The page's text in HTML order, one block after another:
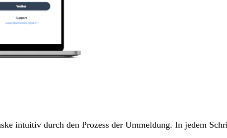
intuitiv durch den Prozess der Ummeldung. In jedem